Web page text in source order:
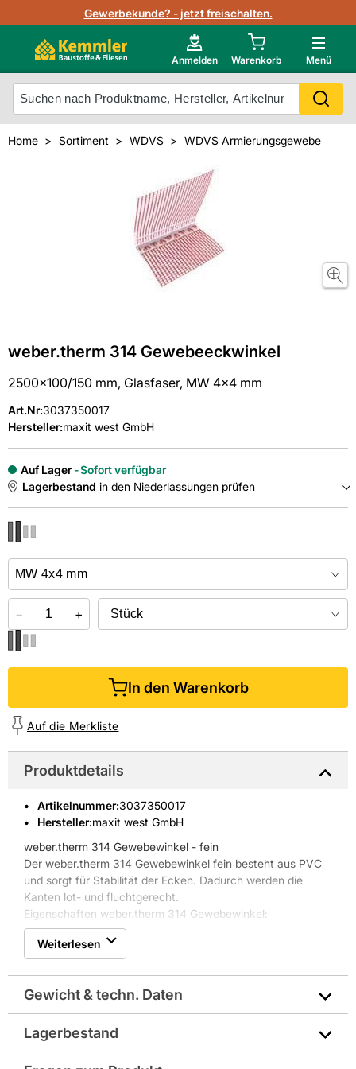
Gewerbekunde? - jetzt freischalten.
Anmelden Warenkorb Menü
Lagerbestand in Echtzeit
Nutzerverwaltung
Photovoltaik Konfigurator
Technische Daten & Merkblätter
Neu im Onlineshop?
Mein Konto
Unsere Kemmler-Marke
Home Sortiment WDVS WDVS Armierungsgewebe
weber.therm 314 Gewebeeckwinkel
2500x100/150 mm, Glasfaser, MW 4x4 mm
Art.Nr:3037350017
Hersteller:maxit west GmbH
Auf Lager
Sofort verfügbar
Lagerbestand in den Niederlassungen prüfen
Online kaufen &
− +
In den Warenkorb
Auf die Merkliste
Produktdetails
Artikelnummer:3037350017
Hersteller:maxit west GmbH
weber.therm 314 Gewebewinkel - fein
Der weber.therm 314 Gewebewinkel fein besteht aus PVC
und sorgt für Stabilität der Ecken. Dadurch werden die
Kanten lot- und fluchtgerecht.
Eigenschaften weber.therm 314 Gewebewinkel:
* Maße: 100x150mm
* Maschenweite: 4x4mm
* Bundlänge: 2,5mm
* Material: PVC
Weiterlesen
Gewicht & techn. Daten
Abmessungen in mm: 2500x100/150
Lagerbestand